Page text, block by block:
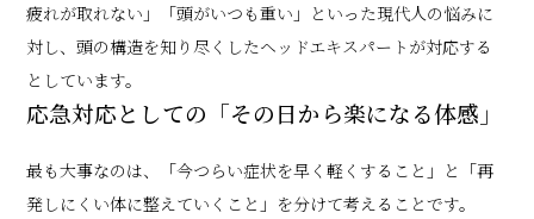
疲れが取れない」「頭がいつも重い」といった現代人の悩みに
対し、頭の構造を知り尽くしたヘッドエキスパートが対応する
としています。
応急対応としての「その日から楽になる体感」
最も大事なのは、「今つらい症状を早く軽くすること」と「再
発しにくい体に整えていくこと」を分けて考えることです。